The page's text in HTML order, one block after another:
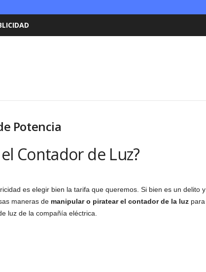
Potencia
Contador de Luz?
es elegir bien la tarifa que queremos. Si bien es un delito y
maneras de manipular o piratear el contador de la luzpara
luz de la compañía eléctrica.